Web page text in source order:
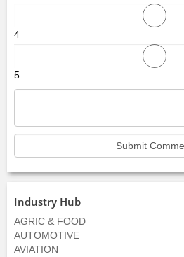
4
5
Industry Hub
AGRIC & FOOD
AUTOMOTIVE
AVIATION